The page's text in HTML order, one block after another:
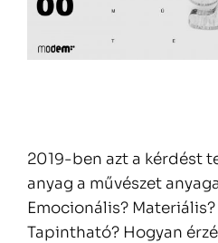
2019-ben azt a kérdést
anyag a művészet
Emocionális?
Tapintható? Hogyan